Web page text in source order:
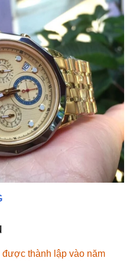
thành lập vào năm